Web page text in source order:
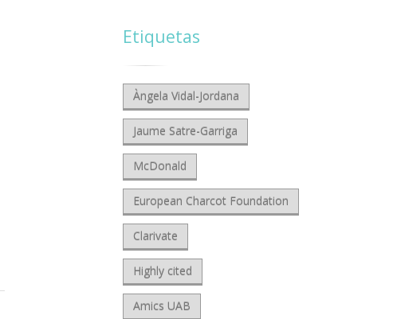
Etiquetas
Àngela Vidal-Jordana
Jaume Satre-Garriga
McDonald
European Charcot Foundation
Clarivate
Highly cited
Amics UAB